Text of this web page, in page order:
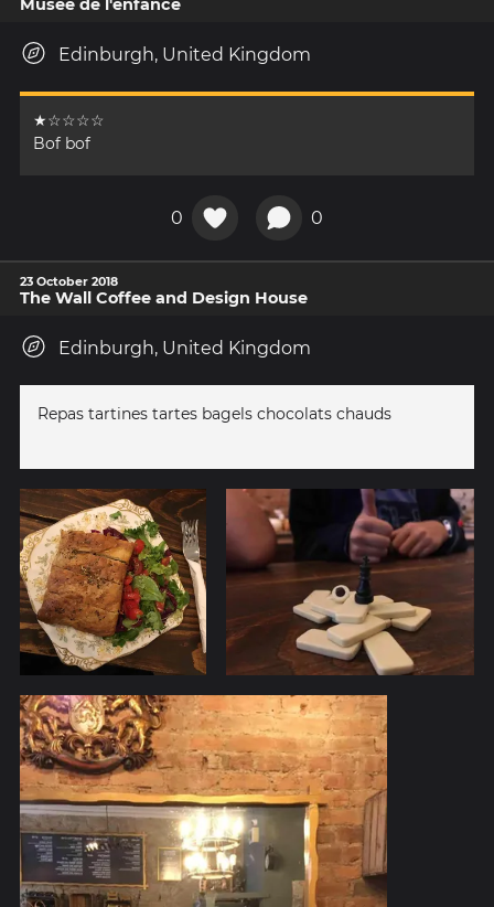
Musée de l'enfance
Edinburgh, United Kingdom
★☆☆☆☆
Bof bof
0 0
23 October 2018
The Wall Coffee and Design House
Edinburgh, United Kingdom
Repas tartines tartes bagels chocolats chauds